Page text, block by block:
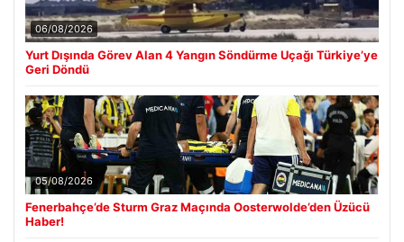
06/08/2026
Yurt Dışında Görev Alan 4 Yangın Söndürme Uçağı Türkiye’ye
Geri Döndü
05/08/2026
Fenerbahçe’de Sturm Graz Maçında Oosterwolde’den Üzücü
Haber!